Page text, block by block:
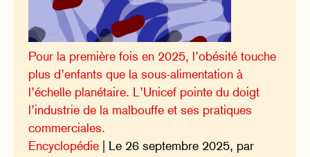
Pour la première fois en 2025, l’obésité touche
plus d’enfants que la sous-alimentation à
l’échelle planétaire. L’Unicef pointe du doigt
l’industrie de la malbouffe et ses pratiques
commerciales.
Encyclopédie | Le 26 septembre 2025, par